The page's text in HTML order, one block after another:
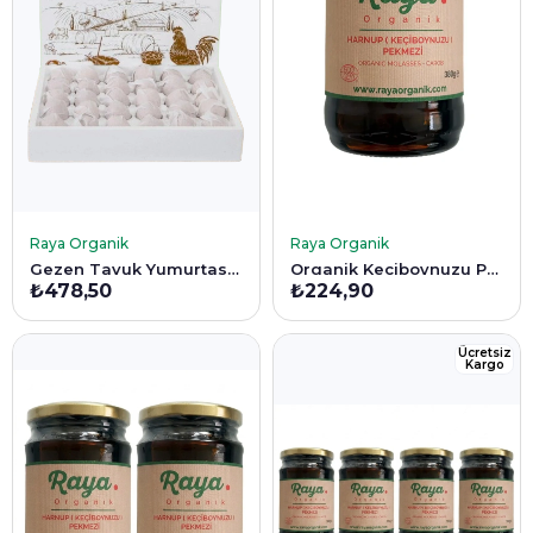
SEPETE EKLE
Raya Organik
Gezen Tavuk Yumurtası 30'lu
₺478,50
SEPETE EKLE
Raya Organik
Organik Keçiboynuzu Pekmezi 380 gr
₺224,90
Ücretsiz
Kargo